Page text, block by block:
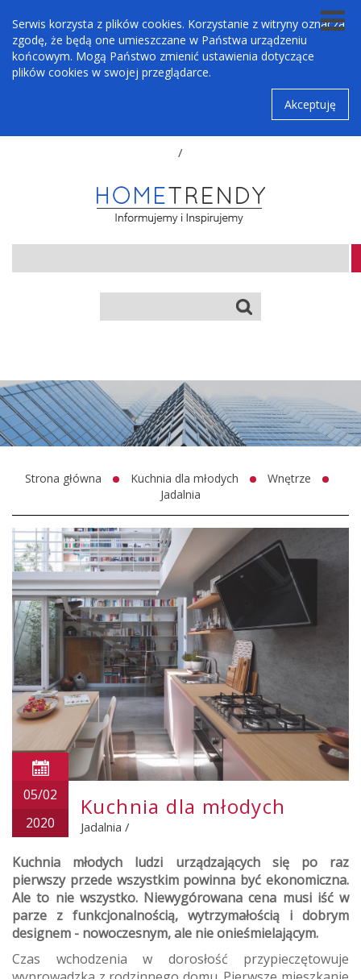
Serwis korzysta z plików cookies. Korzystanie z witryny oznacza
zgodę, że będą one umieszczane w Państwa urządzeniu
końcowym. Mogą Państwo zmienić ustawienia dotyczące
plików cookies w swojej przeglądarce.
Akceptuję
/
Strona główna Kuchnia dla młodych
Wnętrze
Jadalnia
05/02
2020
Kuchnia dla młodych
Jadalnia /
Kuchnia młodych ludzi urządzających się po raz
pierwszy przede wszystkim powinna być ekonomiczna.
Ale to nie wszystko. Niewygórowana cena musi iść w
parze z funkcjonalnością, wytrzymałością i dobrym
designem - nowoczesnym, ale nie onieśmielającym.
Czas wchodzenia w dorosłość przypieczętowuje